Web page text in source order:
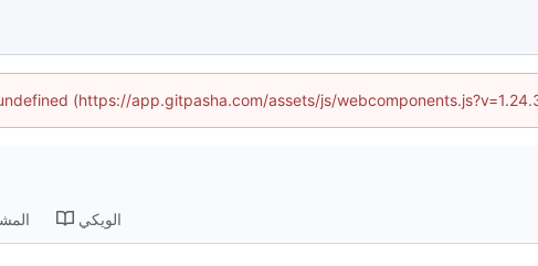
(https://app.gitpasha.com/assets/js/
الويكي